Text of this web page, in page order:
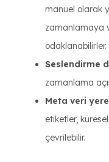
manuel olarak
zamanlamaya
odaklanabilirler.
Seslendirme
zamanlama
Meta veri
etiketler,
çevrilebilir.